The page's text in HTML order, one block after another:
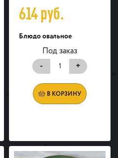
614руб.
Блюдо овальное
Под заказ
-
+
В КОРЗИНУ